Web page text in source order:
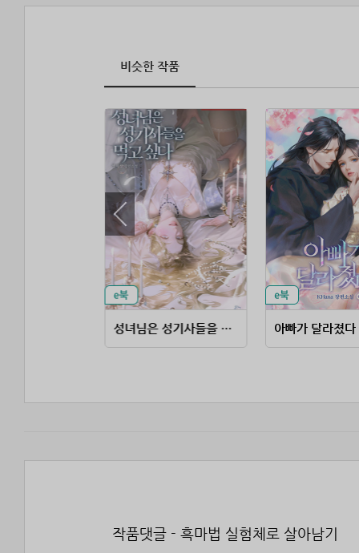
비슷한 작품
성녀님은 성기사들을 먹고 싶다 아빠가 달라졌다
작품댓글 - 흑마법 실험체로 살아남기